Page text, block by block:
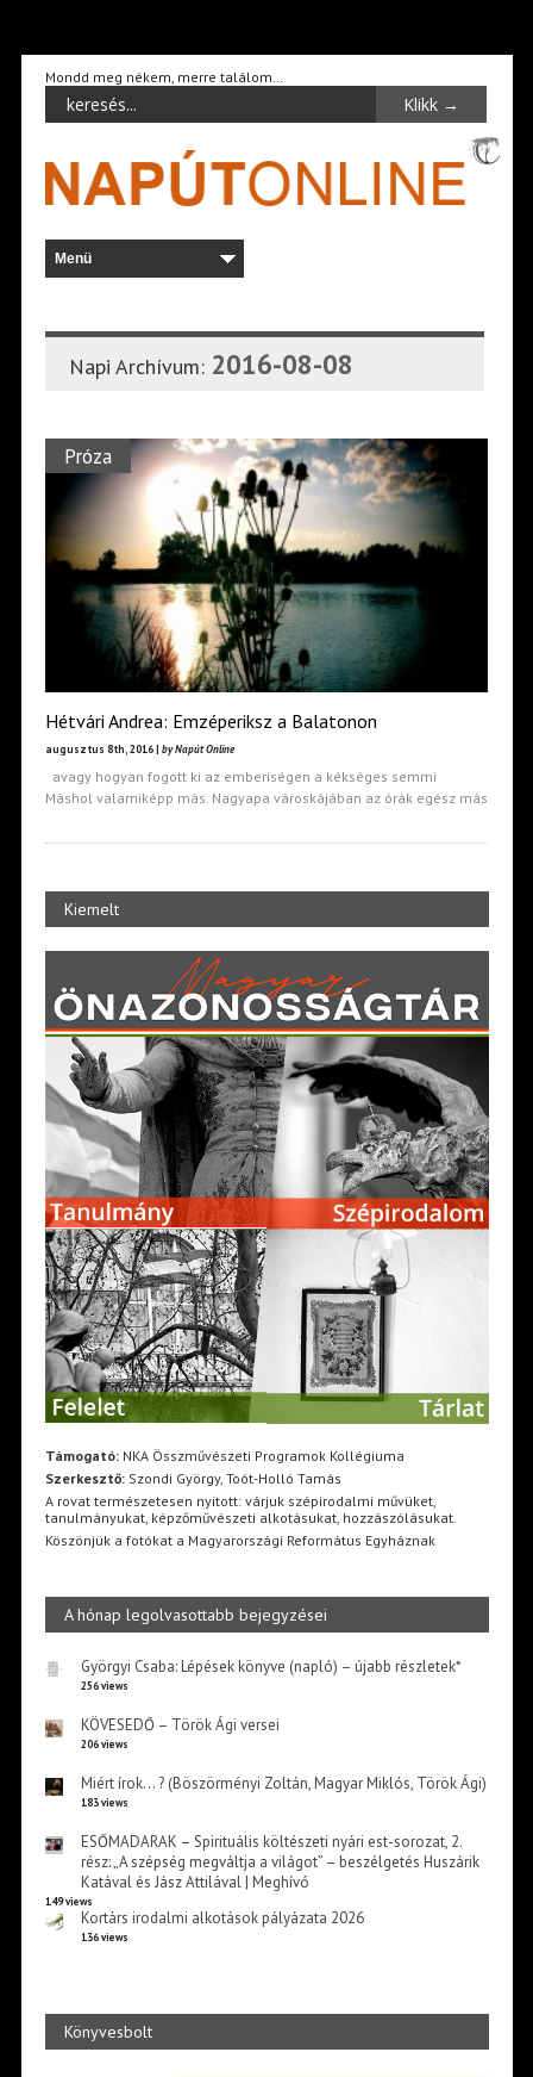
Mondd meg nékem, merre találom…
Napi Archívum: 2016-08-08
Próza
Hétvári Andrea: Emzéperiksz a Balatonon
augusztus 8th, 2016 | by Napút Online
avagy hogyan fogott ki az emberiségen a kékséges semmi
Máshol valamiképp más. Nagyapa városkájában az órák egész más
Kiemelt
Támogató:NKA Összművészeti Programok Kollégiuma
Szerkesztő:Szondi György, Toót-Holló Tamás
A rovat természetesen nyitott: várjuk szépirodalmi művüket,
tanulmányukat, képzőművészeti alkotásukat, hozzászólásukat.
Köszönjük a fotókat a Magyarországi Református Egyháznak
A hónap legolvasottabb bejegyzései
Györgyi Csaba: Lépések könyve (napló) – újabb részletek*
256 views
KÖVESEDŐ – Török Ági versei
206 views
Miért írok… ? (Böszörményi Zoltán, Magyar Miklós, Török Ági)
183 views
ESŐMADARAK – Spirituális költészeti nyári est-sorozat, 2.
rész: „A szépség megváltja a világot” – beszélgetés Huszárik
Katával és Jász Attilával | Meghívó
149 views
Kortárs irodalmi alkotások pályázata 2026
136 views
Könyvesbolt